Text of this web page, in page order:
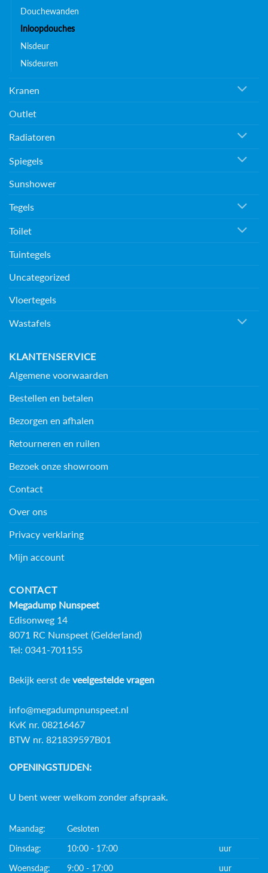
Douchewanden
Inloopdouches
Nisdeur
Nisdeuren
Kranen
Outlet
Radiatoren
Spiegels
Sunshower
Tegels
Toilet
Tuintegels
Uncategorized
Vloertegels
Wastafels
KLANTENSERVICE
Algemene voorwaarden
Bestellen en betalen
Bezorgen en afhalen
Retourneren en ruilen
Bezoek onze showroom
Contact
Over ons
Privacy verklaring
Mijn account
CONTACT
Megadump Nunspeet
Edisonweg 14
8071 RC Nunspeet (Gelderland)
Tel: 0341-701155
Bekijk eerst de veelgestelde vragen
info@megadumpnunspeet.nl
KvK nr. 08216467
BTW nr. 821839597B01
OPENINGSTIJDEN:
U bent weer welkom zonder afspraak.
Maandag:
Gesloten
Dinsdag:
10:00 - 17:00
uur
Woensdag:
9:00 - 17:00 uur